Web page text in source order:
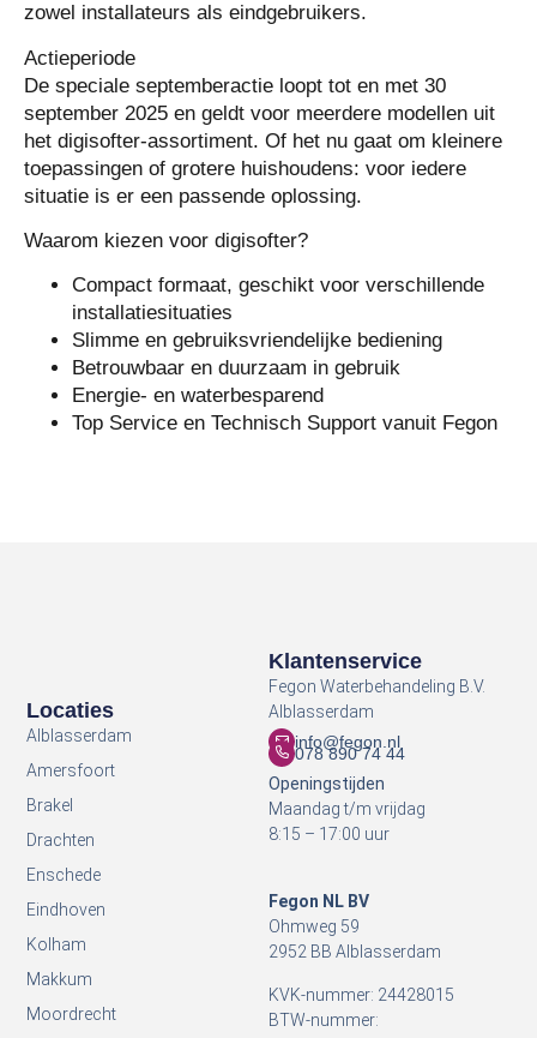
zowel installateurs als eindgebruikers.
Actieperiode
De speciale septemberactie loopt tot en met 30
september 2025 en geldt voor meerdere modellen uit
het digisofter-assortiment. Of het nu gaat om kleinere
toepassingen of grotere huishoudens: voor iedere
situatie is er een passende oplossing.
Waarom kiezen voor digisofter?
Compact formaat, geschikt voor verschillende
installatiesituaties
Slimme en gebruiksvriendelijke bediening
Betrouwbaar en duurzaam in gebruik
Energie- en waterbesparend
Top Service en Technisch Support vanuit Fegon
Klantenservice
Fegon Waterbehandeling B.V.
Alblasserdam
info@fegon.nl
078 890 74 44
Openingstijden
Maandag t/m vrijdag
8:15 – 17:00 uur
Fegon NL BV
Ohmweg 59
2952 BB Alblasserdam
KVK-nummer: 24428015
BTW-nummer:
Locaties
Alblasserdam
Amersfoort
Brakel
Drachten
Enschede
Eindhoven
Kolham
Makkum
Moordrecht